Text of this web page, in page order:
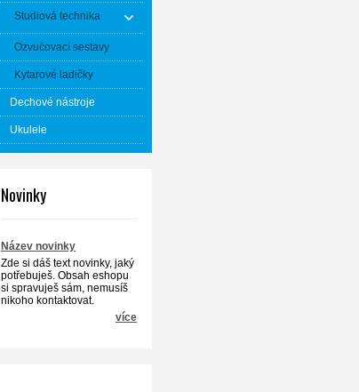
Studiová technika
Ozvučovací sestavy
Kytarové ladičky
Dechové nástroje
Ukulele
Novinky
Název novinky
Zde si dáš text novinky, jaký
potřebuješ. Obsah eshopu
si spravuješ sám, nemusíš
nikoho kontaktovat.
více